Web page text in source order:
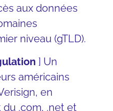
aux données
niveau (gTLD).
] Un
américains
en
.com, .net et